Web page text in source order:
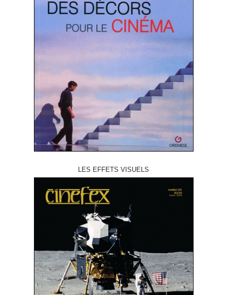
LES EFFETS VISUELS